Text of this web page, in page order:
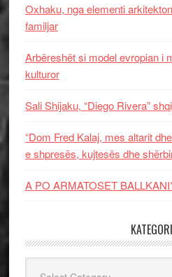
Oxhaku, nga elementi
familjar
Arbëreshët si model evropian i
kulturor
Sali Shijaku, “Diego Rivera”
“Dom Fred Kalaj, mes altarit
e shpresës, kujtesës dhe
A PO ARMATOSET